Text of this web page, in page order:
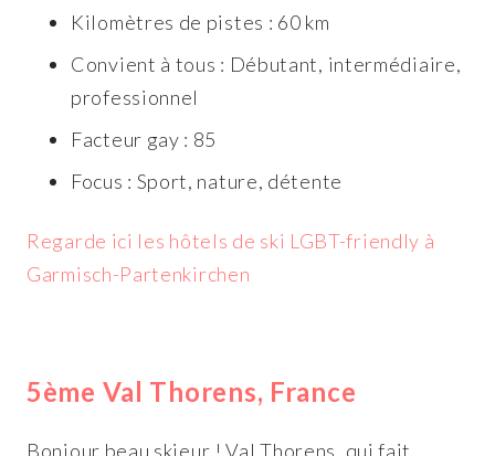
Kilomètres de pistes : 60 km
Convient à tous : Débutant, intermédiaire,
professionnel
Facteur gay : 85
Focus : Sport, nature, détente
Regarde ici les hôtels de ski LGBT-friendly à
Garmisch-Partenkirchen
5ème Val Thorens, France
Bonjour beau skieur ! Val Thorens, qui fait